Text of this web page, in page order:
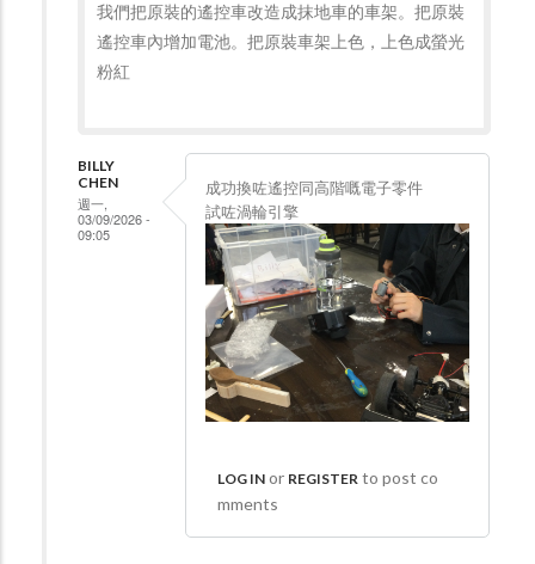
我們把原裝的遙控車改造成抹地車的車架。把原裝
遙控車內增加電池。把原裝車架上色，上色成螢光
粉紅
BILLY
CHEN
週一,
03/09/2026 -
09:05
成功換咗遙控同高階嘅電子零件
試咗渦輪引擎
LOG IN or REGISTER to post co
mments